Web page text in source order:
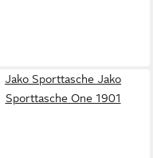
Jako Sporttasche Jako
Sporttasche One 1901